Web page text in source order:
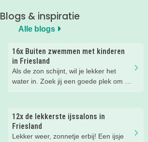
Blogs & inspiratie
Alle blogs
16x Buiten zwemmen met kinderen
in Friesland
Als de zon schijnt, wil je lekker het
water in. Zoek jij een goede plek om te
de állerleukste plekken op een rij!
12x de lekkerste ijssalons in
Friesland
Lekker weer, zonnetje erbij! Een ijsje